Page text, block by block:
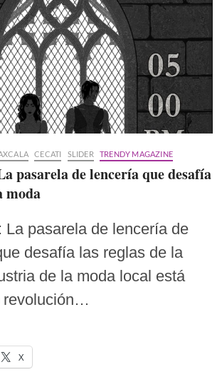
CECATI SLIDER TRENDY MAGAZINE
pasarela de lencería que desafía
moda
La pasarela de lencería de
desafía las reglas de la
de la moda local está
revolución…
X